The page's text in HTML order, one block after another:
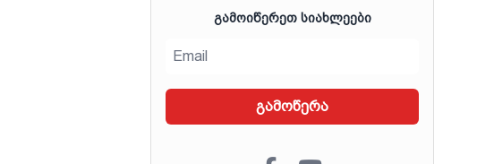
ᲒᲐᲛᲝᲘᲬᲔᲠᲔᲗ ᲡᲘᲐᲮᲚᲔᲔᲑᲘ
გამოწერა